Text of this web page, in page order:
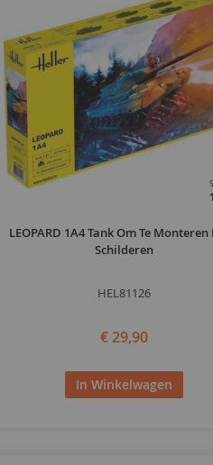
LEOPARD 1A4 Tank Om Te Monteren
Schilderen
HEL81126
€ 29,90
In Winkelwagen